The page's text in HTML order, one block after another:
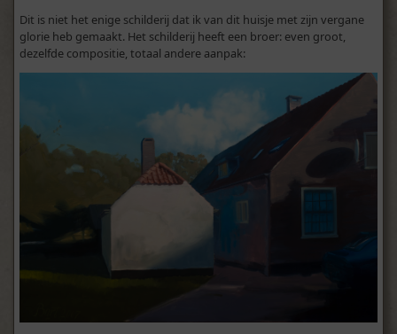
Dit is niet het enige schilderij dat ik van dit huisje met zijn vergane
glorie heb gemaakt. Het schilderij heeft een broer: even groot,
dezelfde compositie, totaal andere aanpak: